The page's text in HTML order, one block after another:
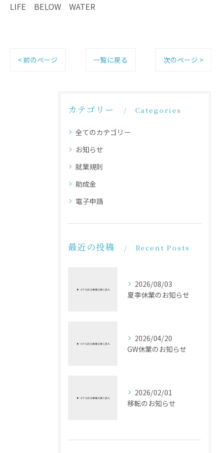
LIFE BELOW WATER
< 前のページ 一覧に戻る 次のページ >
カテゴリー Categories
全てのカテゴリー
お知らせ
就業規則
助成金
電子申請
最近の投稿 Recent Posts
2026/08/03
夏季休業のお知らせ
2026/04/20
GW休業のお知らせ
2026/02/01
移転のお知らせ